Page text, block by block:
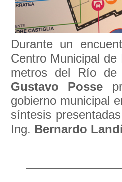
Durante un
Centro Municipal
metros del Río
Gustavo Posse
gobierno municipal
síntesis
Ing. Bernardo